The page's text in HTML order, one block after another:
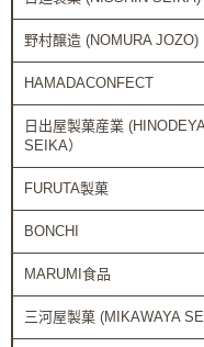
野村醸造 (NOMURA JOZO)
HAMADACONFECT
日出屋製菓産業 (HINODEYA
SEIKA）
FURUTA製菓
BONCHI
MARUMI食品
三河屋製菓 (MIKAWAYA